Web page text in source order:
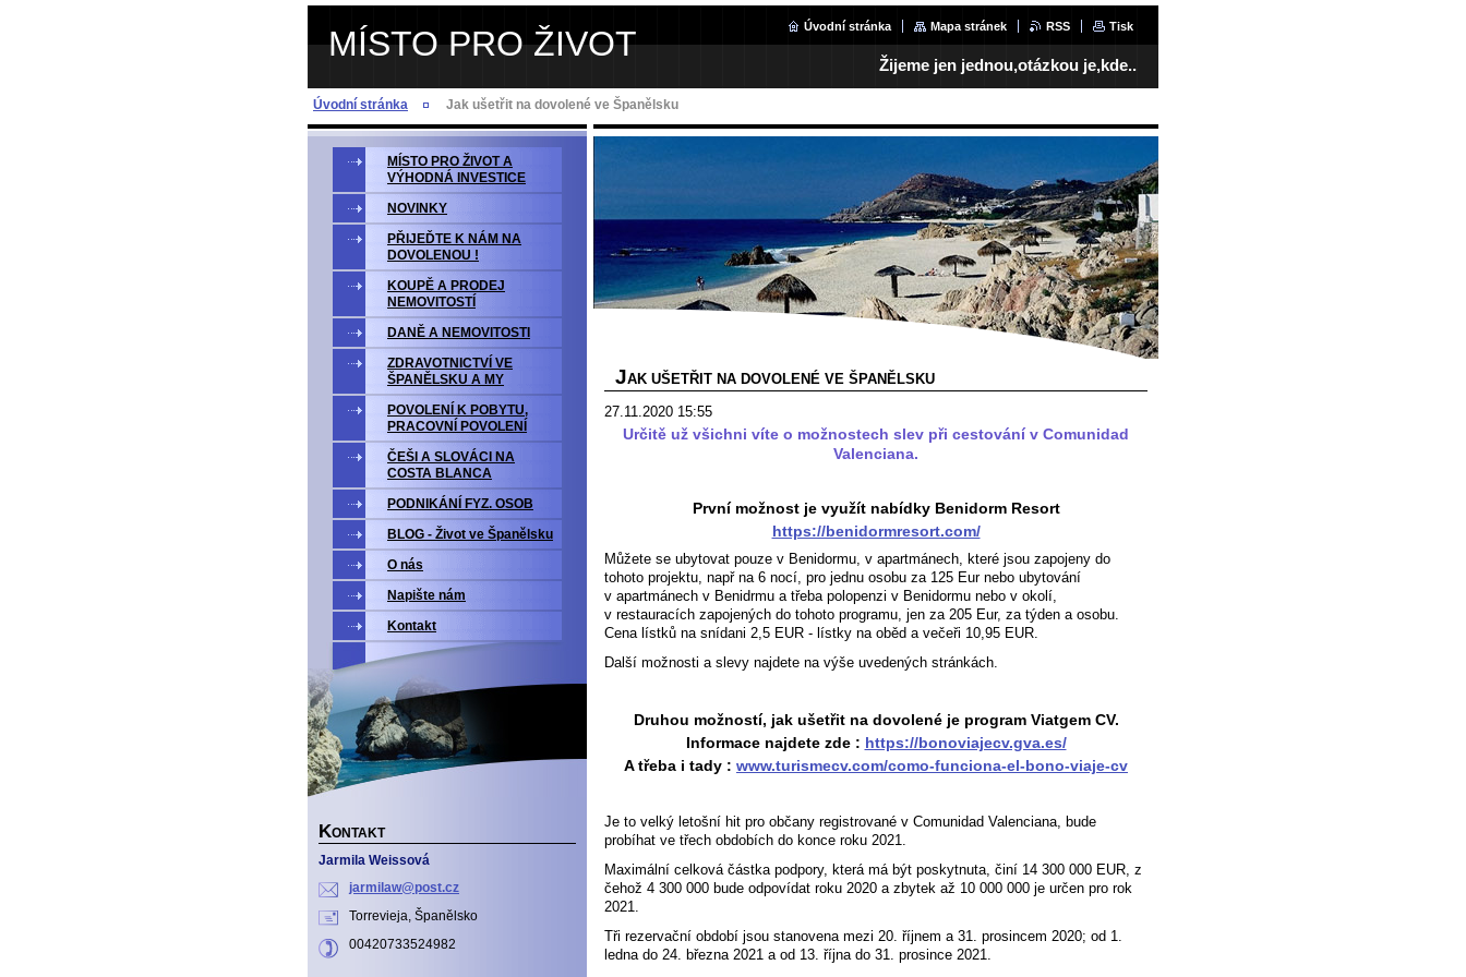
MÍSTO PRO ŽIVOT Úvodní stránka Mapa stránek RSS Tisk
Žijeme jen jednou,otázkou je,kde..
Úvodní stránka Jak ušetřit na dovolené ve Španělsku
JAK UŠETŘIT NA DOVOLENÉ VE ŠPANĚLSKU
27.11.2020 15:55
Určitě už všichni víte o možnostech slev při cestování v Comunidad
Valenciana.
První možnost je využít nabídky Benidorm Resort
https://benidormresort.com/
Můžete se ubytovat pouze v Benidormu, v apartmánech, které jsou zapojeny do
tohoto projektu, např na 6 nocí, pro jednu osobu za 125 Eur nebo ubytování
v apartmánech v Benidrmu a třeba polopenzi v Benidormu nebo v okolí,
v restauracích zapojených do tohoto programu, jen za 205 Eur, za týden a osobu.
Cena lístků na snídani 2,5 EUR - lístky na oběd a večeři 10,95 EUR.
Další možnosti a slevy najdete na výše uvedených stránkách.
Druhou možností, jak ušetřit na dovolené je program Viatgem CV.
Informace najdete zde : https://bonoviajecv.gva.es/
A třeba i tady : www.turismecv.com/como-funciona-el-bono-viaje-cv
Je to velký letošní hit pro občany registrované v Comunidad Valenciana, bude
probíhat ve třech obdobích do konce roku 2021.
Maximální celková částka podpory, která má být poskytnuta, činí 14 300 000 EUR, z
čehož 4 300 000 bude odpovídat roku 2020 a zbytek až 10 000 000 je určen pro rok
2021.
Tři rezervační období jsou stanovena mezi 20. říjnem a 31. prosincem 2020; od 1.
ledna do 24. března 2021 a od 13. října do 31. prosince 2021.
MÍSTO PRO ŽIVOT A
VÝHODNÁ INVESTICE
NOVINKY
PŘIJEĎTE K NÁM NA
DOVOLENOU !
KOUPĚ A PRODEJ
NEMOVITOSTÍ
DANĚ A NEMOVITOSTI
ZDRAVOTNICTVÍ VE
ŠPANĚLSKU A MY
POVOLENÍ K POBYTU,
PRACOVNÍ POVOLENÍ
ČEŠI A SLOVÁCI NA
COSTA BLANCA
PODNIKÁNÍ FYZ. OSOB
BLOG - Život ve Španělsku
O nás
Napište nám
Kontakt
KONTAKT
Jarmila Weissová
jarmilaw@post.cz
Torrevieja, Španělsko
00420733524982